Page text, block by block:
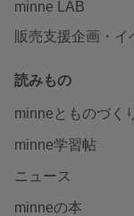
minne LAB
販売支援企画・イ
読みもの
minneとものづく
minne学習帖
ニュース
minneの本